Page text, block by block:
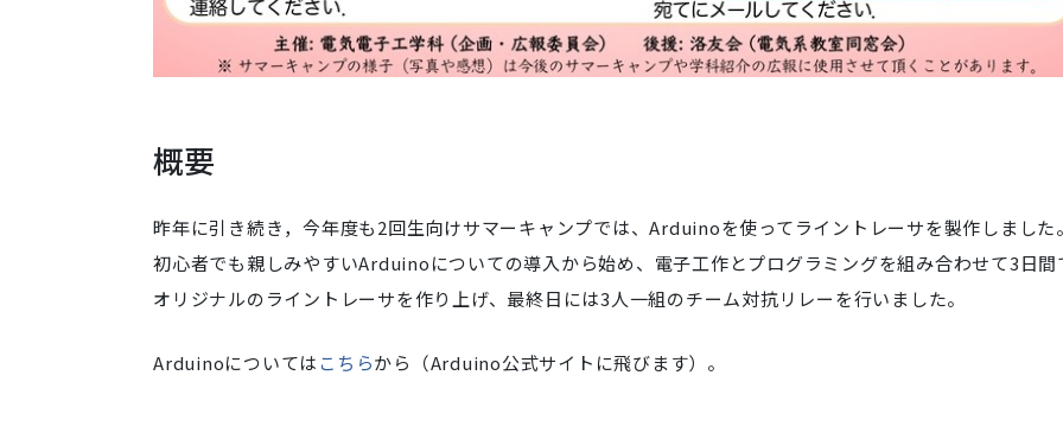
概要
昨年に引き続き，今年度も2回生向けサマーキャンプでは、Arduinoを使ってライントレーサを製作しました
初心者でも親しみやすいArduinoについての導入から始め、電子工作とプログラミングを組み合わせて3日間
オリジナルのライントレーサを作り上げ、最終日には3人一組のチーム対抗リレーを行いました。
Arduinoについてはこちらから（Arduino公式サイトに飛びます）。